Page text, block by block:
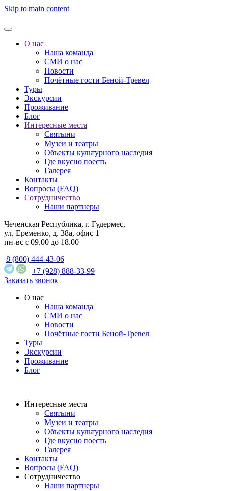
Skip to main content
О нас
Наша команда
СМИ о нас
Новости
Почётные гости Беной-Тревел
Туры
Экскурсии
Проживание
Блог
Интересные места
Святыни
Музеи и театры
Объекты культурного наследия
Где вкусно поесть
Галерея
Контакты
Вопросы (FAQ)
Сотрудничество
Наши партнеры
Чеченская Республика, г. Гудермес,
ул. Еременко, д. 38а, офис 1
пн-вс с 09.00 до 18.00
8 (800) 444-43-06
+7 (928) 888-33-99
Заказать звонок
О нас
Наша команда
СМИ о нас
Новости
Почётные гости Беной-Тревел
Туры
Экскурсии
Проживание
Блог
Интересные места
Святыни
Музеи и театры
Объекты культурного наследия
Где вкусно поесть
Галерея
Контакты
Вопросы (FAQ)
Сотрудничество
Наши партнеры